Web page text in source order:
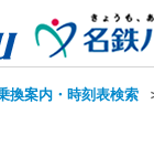
換案内・時刻表検索